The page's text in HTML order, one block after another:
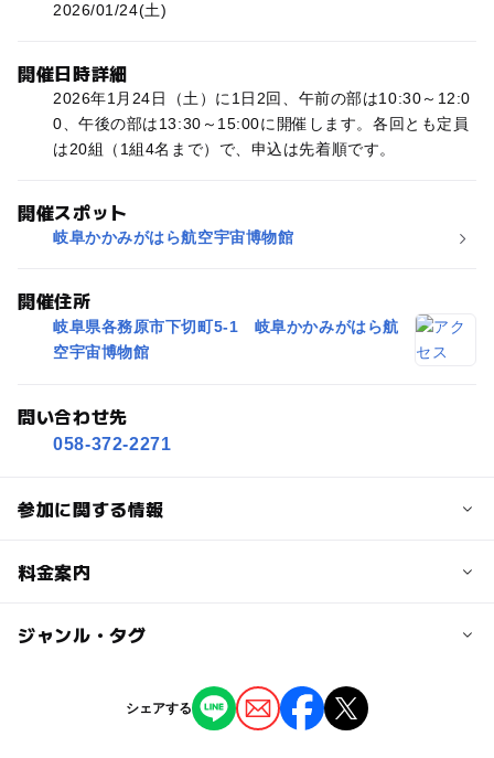
2026/01/24(土)
開催日時詳細
2026年1月24日（土）に1日2回、午前の部は10:30～12:0
0、午後の部は13:30～15:00に開催します。各回とも定員
は20組（1組4名まで）で、申込は先着順です。
開催スポット
岐阜かかみがはら航空宇宙博物館
開催住所
岐阜県各務原市下切町5-1 岐阜かかみがはら航
空宇宙博物館
問い合わせ先
058-372-2271
参加に関する情報
対象年齢
料金案内
子供の料金詳細
の入館料が必要です。小学生は保護者同伴が必要です。
ジャンル・タグ
シェアする